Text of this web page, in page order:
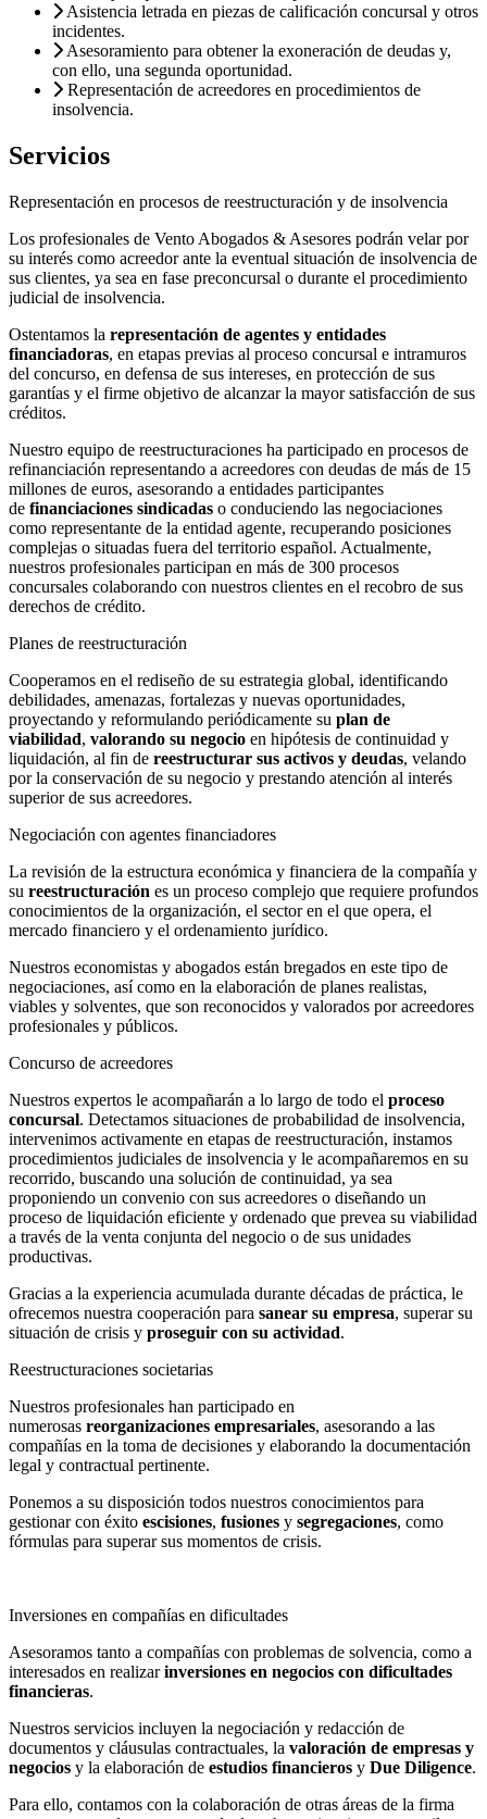
Asistencia letrada en piezas de calificación concursal y otros
incidentes.
Asesoramiento para obtener la exoneración de deudas y,
con ello, una segunda oportunidad.
Representación de acreedores en procedimientos de
insolvencia.
Servicios
Representación en procesos de reestructuración y de insolvencia
Los profesionales de Vento Abogados & Asesores podrán velar por
su interés como acreedor ante la eventual situación de insolvencia de
sus clientes, ya sea en fase preconcursal o durante el procedimiento
judicial de insolvencia.
Ostentamos la representación de agentes y entidades
financiadoras, en etapas previas al proceso concursal e intramuros
del concurso, en defensa de sus intereses, en protección de sus
garantías y el firme objetivo de alcanzar la mayor satisfacción de sus
créditos.
Nuestro equipo de reestructuraciones ha participado en procesos de
refinanciación representando a acreedores con deudas de más de 15
millones de euros, asesorando a entidades participantes
de financiaciones sindicadas o conduciendo las negociaciones
como representante de la entidad agente, recuperando posiciones
complejas o situadas fuera del territorio español. Actualmente,
nuestros profesionales participan en más de 300 procesos
concursales colaborando con nuestros clientes en el recobro de sus
derechos de crédito.
Planes de reestructuración
Cooperamos en el rediseño de su estrategia global, identificando
debilidades, amenazas, fortalezas y nuevas oportunidades,
proyectando y reformulando periódicamente su plan de
viabilidad, valorando su negocio en hipótesis de continuidad y
liquidación, al fin de reestructurar sus activos y deudas, velando
por la conservación de su negocio y prestando atención al interés
superior de sus acreedores.
Negociación con agentes financiadores
La revisión de la estructura económica y financiera de la compañía y
su reestructuración es un proceso complejo que requiere profundos
conocimientos de la organización, el sector en el que opera, el
mercado financiero y el ordenamiento jurídico.
Nuestros economistas y abogados están bregados en este tipo de
negociaciones, así como en la elaboración de planes realistas,
viables y solventes, que son reconocidos y valorados por acreedores
profesionales y públicos.
Concurso de acreedores
Nuestros expertos le acompañarán a lo largo de todo el proceso
concursal. Detectamos situaciones de probabilidad de insolvencia,
intervenimos activamente en etapas de reestructuración, instamos
procedimientos judiciales de insolvencia y le acompañaremos en su
recorrido, buscando una solución de continuidad, ya sea
proponiendo un convenio con sus acreedores o diseñando un
proceso de liquidación eficiente y ordenado que prevea su viabilidad
a través de la venta conjunta del negocio o de sus unidades
productivas.
Gracias a la experiencia acumulada durante décadas de práctica, le
ofrecemos nuestra cooperación para sanear su empresa, superar su
situación de crisis y proseguir con su actividad.
Reestructuraciones societarias
Nuestros profesionales han participado en
numerosas reorganizaciones empresariales, asesorando a las
compañías en la toma de decisiones y elaborando la documentación
legal y contractual pertinente.
Ponemos a su disposición todos nuestros conocimientos para
gestionar con éxito escisiones, fusiones y segregaciones, como
fórmulas para superar sus momentos de crisis.
Inversiones en compañías en dificultades
Asesoramos tanto a compañías con problemas de solvencia, como a
interesados en realizarinversiones en negocios con dificultades
financieras.
Nuestros servicios incluyen la negociación y redacción de
documentos y cláusulas contractuales, la valoración de empresas y
negocios y la elaboración de estudios financieros y Due Diligence.
Para ello, contamos con la colaboración de otras áreas de la firma